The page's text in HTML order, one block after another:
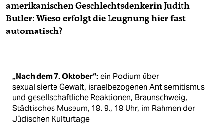
amerikanischen Geschlechtsdenkerin Judith
Butler: Wieso erfolgt die Leugnung hier fast
automatisch?
„Nach dem 7. Oktober“:ein Podium über
sexualisierte Gewalt, israelbezogenen Antisemitismus
und gesellschaft­liche Reaktionen, Braunschweig,
Städtisches Museum, 18. 9., 18 Uhr, im Rahmen der
Jüdischen Kulturtage